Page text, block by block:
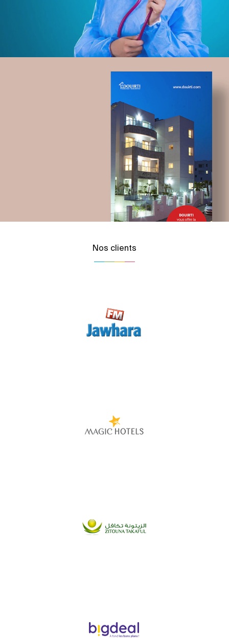
Nos clients